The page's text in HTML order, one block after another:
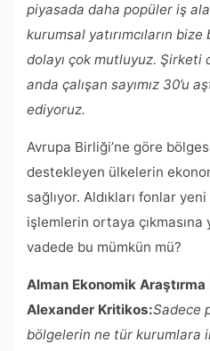
piyasada daha popüler iş
kurumsal yatırımcıların bize
dolayı çok mutluyuz. Şirketi
anda çalışan sayımız 30’u
ediyoruz.
Avrupa Birliği’ne göre
destekleyen ülkelerin
sağlıyor. Aldıkları fonlar
işlemlerin ortaya çıkmasına
vadede bu mümkün mü?
Alman Ekonomik
Alexander Kritikos:Sadece
bölgelerin ne tür kurumlara